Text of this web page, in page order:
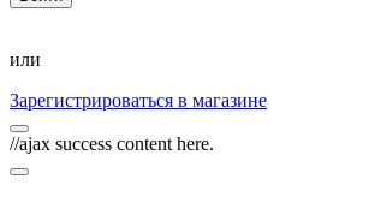
или
Зарегистрироваться в магазине
//ajax success content here.